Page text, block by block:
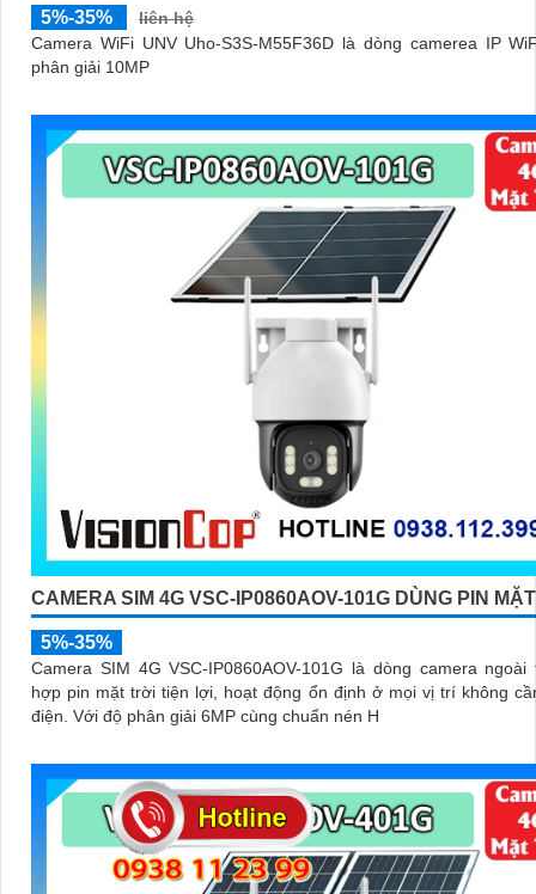
5%-35%
liên hệ
Camera WiFi UNV Uho-S3S-M55F36D là dòng camerea IP
phân giải 10MP
CAMERA SIM 4G VSC-IP0860AOV-101G DÙNG PIN
5%-35%
Camera SIM 4G VSC-IP0860AOV-101G là dòng camera
hợp pin mặt trời tiện lợi, hoạt động ổn định ở mọi vị trí không
điện. Với độ phân giải 6MP cùng chuẩn nén H